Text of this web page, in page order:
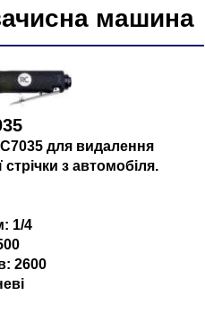
машина
для видалення
з автомобіля.
1/4
2600